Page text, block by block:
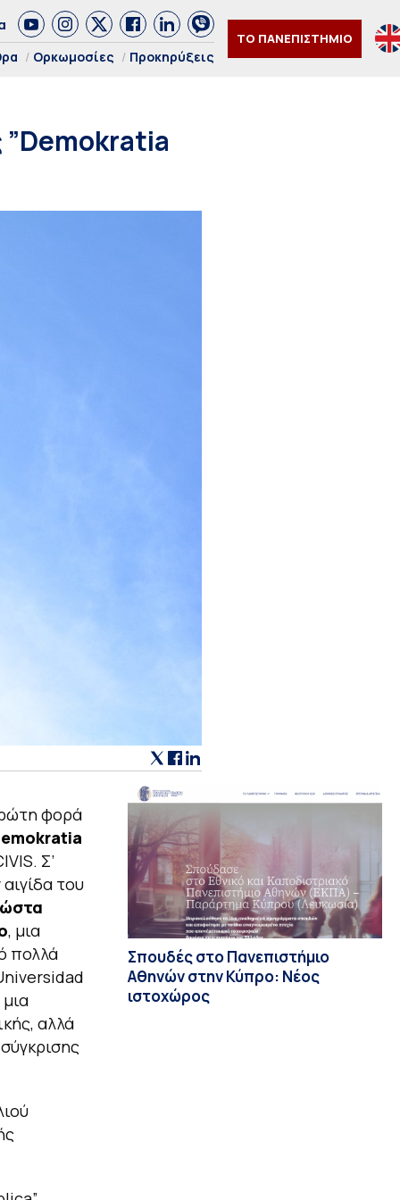
Ορκωμοσίες Προκηρύξεις
ΤΟ ΠΑΝΕΠΙΣΤΗΜΙΟ
”Demokratia
φορά
Σ’
του
, μια
πολλά
αλλά
Σπουδές στο Πανεπιστήμιο
Αθηνών στην Κύπρο: Νέος
ιστοχώρος